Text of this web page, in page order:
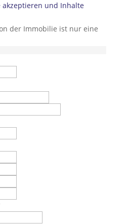
akzeptieren und Inhalte
der Immobilie ist nur eine